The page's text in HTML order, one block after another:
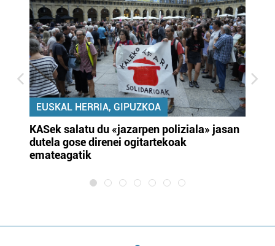
EUSKAL HERRIA, GIPUZKOA
KASek salatu du «jazarpen poliziala» jasan
dutela gose direnei ogitartekoak
emateagatik